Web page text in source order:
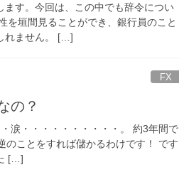
す。今回は、この中でも辞令につい
を垣間見ることができ、銀行員のこと
れません。 […]
FX
の？
涙・・・・・・・・・・。 約3年間で
ことをすれば儲かるわけです！ です
[…]